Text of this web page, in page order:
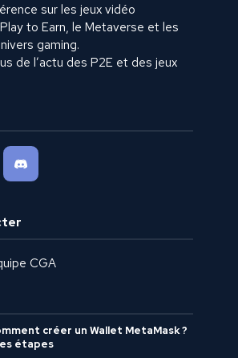
sur les jeux vidéo
to Earn, le Metaverse et les
gaming.
de l’actu des P2E et des jeux
CGA
créer un Wallet MetaMask ?
étapes